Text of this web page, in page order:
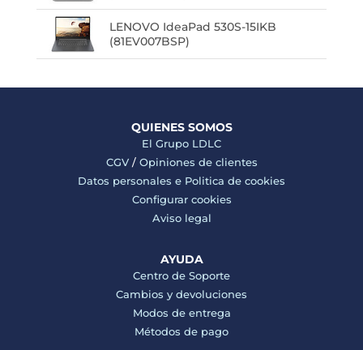
LENOVO IdeaPad 530S-15IKB
(81EV007BSP)
QUIENES SOMOS
El Grupo LDLC
CGV/ Opiniones de clientes
Datos personales e Politica de cookies
Configurar cookies
Aviso legal
AYUDA
Centro de Soporte
Cambios y devoluciones
Modos de entrega
Métodos de pago